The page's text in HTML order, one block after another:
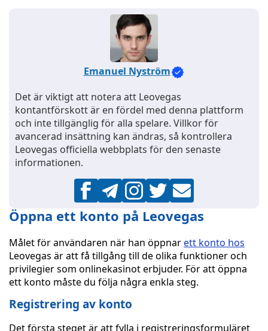
Emanuel Nyström
Det är viktigt att notera att Leovegas
kontantförskott är en fördel med denna plattform
och inte tillgänglig för alla spelare. Villkor för
avancerad insättning kan ändras, så kontrollera
Leovegas officiella webbplats för den senaste
informationen.
Öppna ett konto på Leovegas
Målet för användaren när han öppnarett konto hos
Leovegas är att få tillgång till de olika funktioner och
privilegier som onlinekasinot erbjuder. För att öppna
ett konto måste du följa några enkla steg.
Registrering av konto
Det första steget är att fylla i registreringsformuläret